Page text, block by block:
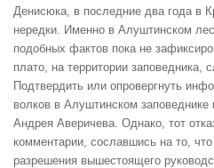
Денисюка, в последние два года в
нередки. Именно в Алуштинском
подобных фактов пока не
плато, на территории заповедника,
Подтвердить или опровергнуть
волков в Алуштинском
Андрея Аверичева. Однако, тот
комментарии, сославшись на то,
разрешения вышестоящего